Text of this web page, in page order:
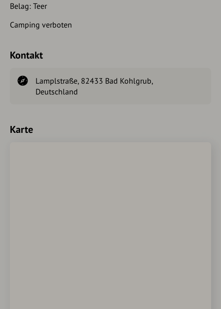
Belag: Teer
Camping verboten
Kontakt
Lamplstraße, 82433 Bad Kohlgrub,
Deutschland
Karte